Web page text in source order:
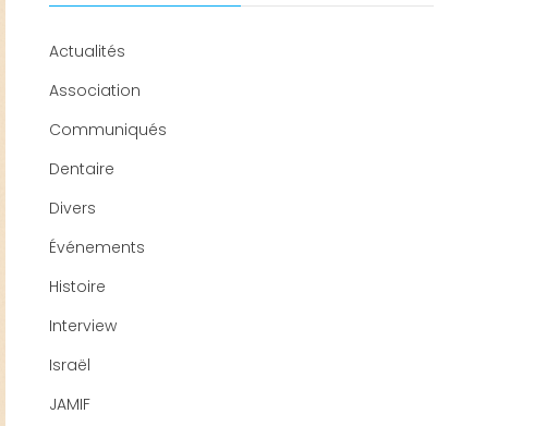
Actualités
Association
Communiqués
Dentaire
Divers
Événements
Histoire
Interview
Israël
JAMIF